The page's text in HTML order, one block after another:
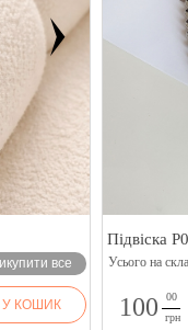
все
У КОШИК
Підвіска
Усього на
100
00
грн